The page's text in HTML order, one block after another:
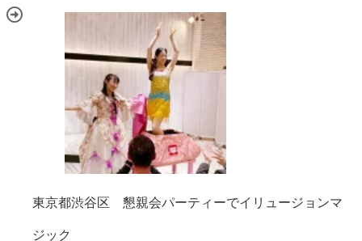
東京都渋谷区 懇親会パーティーでイリュージョンマ
ジック